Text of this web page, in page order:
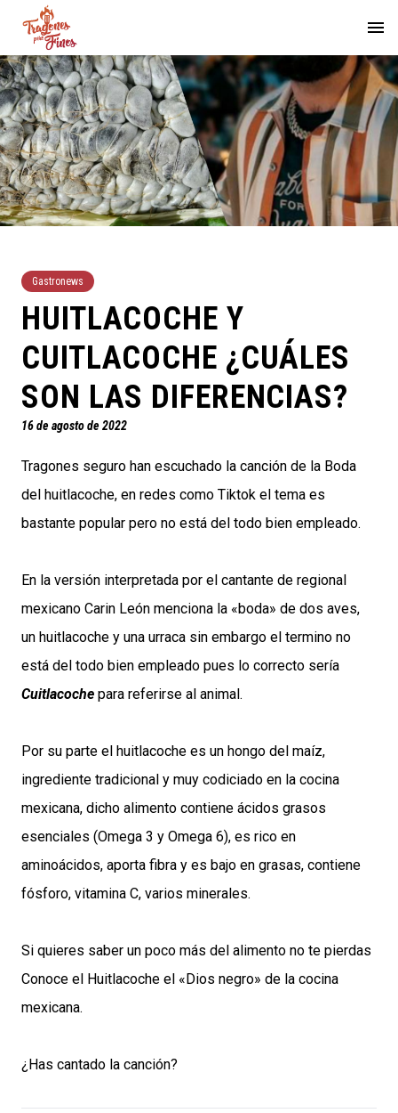
Gastronews
HUITLACOCHE Y
CUITLACOCHE ¿CUÁLES
SON LAS DIFERENCIAS?
16 de agosto de 2022
Tragones seguro han escuchado la canción de la Boda
del huitlacoche, en redes como Tiktok el tema es
bastante popular pero no está del todo bien empleado.
En la versión interpretada por el cantante de regional
mexicano Carin León menciona la «boda» de dos aves,
un huitlacoche y una urraca sin embargo el termino no
está del todo bien empleado pues lo correcto sería
Cuitlacoche para referirse al animal.
Por su parte el huitlacoche es un hongo del maíz,
ingrediente tradicional y muy codiciado en la cocina
mexicana, dicho alimento contiene ácidos grasos
esenciales (Omega 3 y Omega 6), es rico en
aminoácidos, aporta fibra y es bajo en grasas, contiene
fósforo, vitamina C, varios minerales.
Si quieres saber un poco más del alimento no te pierdas
Conoce el Huitlacoche el «Dios negro» de la cocina
mexicana.
¿Has cantado la canción?